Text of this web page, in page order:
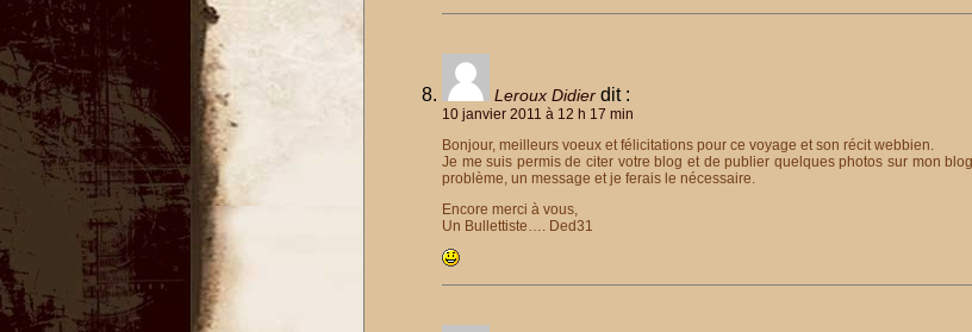
Leroux Didier dit :
10 janvier 2011 à 12 h 17 min
Bonjour, meilleurs voeux et félicitations pour ce voyage et son récit webbien.
Je me suis permis de citer votre blog et de publier quelques photos sur mon
problème, un message et je ferais le nécessaire.
Encore merci à vous,
Un Bullettiste…. Ded31